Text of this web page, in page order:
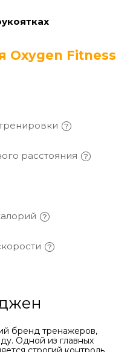
Oxygen Fitness
расстояния
бренд тренажеров,
Одной из главных